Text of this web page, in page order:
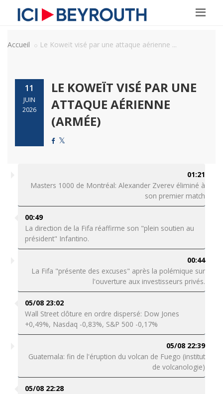
Accueil Le Koweït visé par une attaque aérienne ...
11
JUIN
2026
LE KOWEÏT VISÉ PAR UNE
ATTAQUE AÉRIENNE
(ARMÉE)
01:21
Masters 1000 de Montréal: Alexander Zverev éliminé à
son premier match
00:49
La direction de la Fifa réaffirme son "plein soutien au
président" Infantino.
00:44
La Fifa "présente des excuses" après la polémique sur
l'ouverture aux investisseurs privés.
05/08 23:02
Wall Street clôture en ordre dispersé: Dow Jones
+0,49%, Nasdaq -0,83%, S&P 500 -0,17%
05/08 22:39
Guatemala: fin de l'éruption du volcan de Fuego (institut
de volcanologie)
05/08 22:28